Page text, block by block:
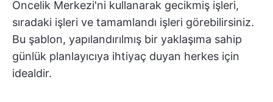
Öncelik Merkezi'ni kullanarak gecikmiş işleri,
sıradaki işleri ve tamamlandı işleri görebilirsiniz.
Bu şablon, yapılandırılmış bir yaklaşıma sahip
günlük planlayıcıya ihtiyaç duyan herkes için
idealdir.